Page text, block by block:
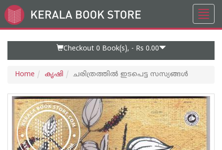
Go
to
Checkout 0 Book(s), - Rs 0.00
Home കൃഷി ചരിത്രത്തില്‍ ഇടപെട്ട സസ്യങ്ങള്‍